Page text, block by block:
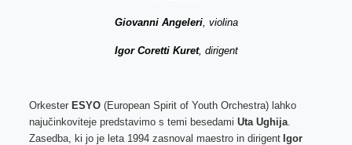
Giovanni Angeleri, violina
Igor Coretti Kuret, dirigent
Orkester ESYO (European Spirit of Youth Orchestra) lahko
najučinkoviteje predstavimo s temi besedami Uta Ughija.
Zasedba, ki jo je leta 1994 zasnoval maestro in dirigent Igor